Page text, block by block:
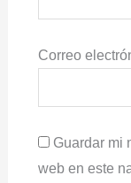
Correo
Guardar mi
web en este